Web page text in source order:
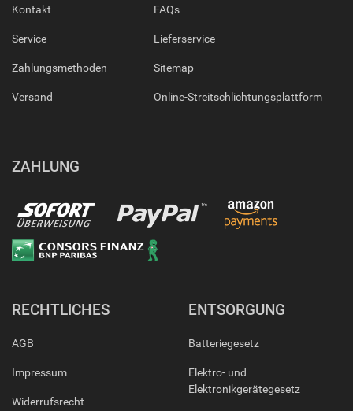
Kontakt
Service
Zahlungsmethoden
Versand
FAQs
Lieferservice
Sitemap
Online-Streitschlichtungsplattform
ZAHLUNG
RECHTLICHES
AGB
Impressum
Widerrufsrecht
ENTSORGUNG
Batteriegesetz
Elektro- und
Elektronikgerätegesetz